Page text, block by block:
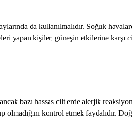
da kullanılmalıdır. Soğuk
yapan kişiler, güneşin etkilerine karşı
bazı hassas ciltlerde alerjik
olmadığını kontrol etmek faydalıdır.